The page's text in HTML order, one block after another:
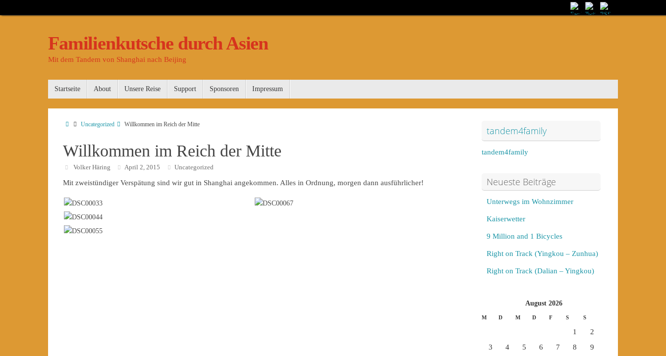
Familienkutsche durch Asien
Mit dem Tandem von Shanghai nach Beijing
Startseite About Unsere Reise Support Sponsoren Impressum
Uncategorized Willkommen im Reich der Mitte
Willkommen im Reich der Mitte
Volker Häring April 2, 2015 Uncategorized
Mit zweistündiger Verspätung sind wir gut in Shanghai angekommen. Alles in Ordnung, morgen dann ausführlicher!
tandem4family
tandem4family
Neueste Beiträge
Unterwegs im Wohnzimmer
Kaiserwetter
9 Million and 1 Bicycles
Right on Track (Yingkou – Zunhua)
Right on Track (Dalian – Yingkou)
August 2026
M D M D F S S
1
2
3
4 5 6 7 8
9